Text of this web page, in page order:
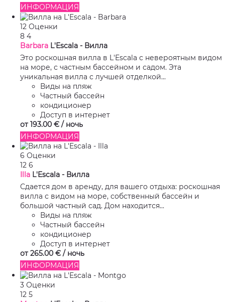
ИНФОРМАЦИЯ
12 Оценки
8 4
Barbara L'Escala - Вилла
Это роскошная вилла в L'Escala с невероятным видом
на море, с частным бассейном и садом. Эта
уникальная вилла с лучшей отделкой...
Виды на пляж
Частный бассейн
кондиционер
Доступ в интернет
от 193.00 € / ночь
ИНФОРМАЦИЯ
6 Оценки
12 6
Illa L'Escala - Вилла
Сдается дом в аренду, для вашего отдыха: роскошная
вилла с видом на море, собственный бассейн и
большой частный сад. Дом находится...
Виды на пляж
Частный бассейн
кондиционер
Доступ в интернет
от 265.00 € / ночь
ИНФОРМАЦИЯ
3 Оценки
12 5